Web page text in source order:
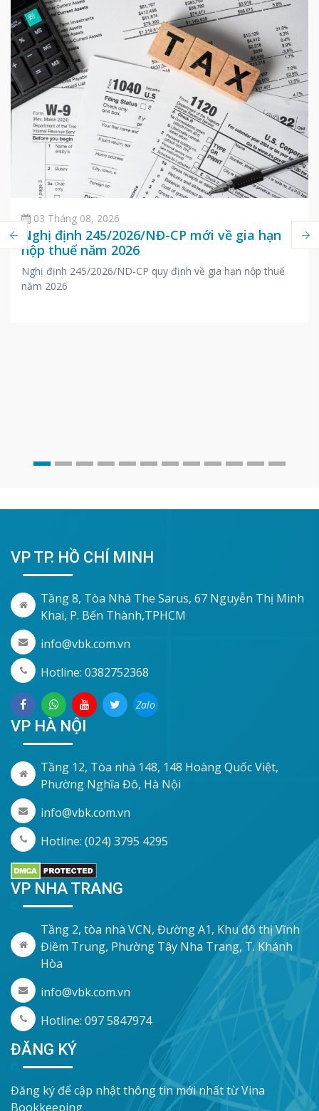
03 Tháng 08, 2026
Nghị định 245/2026/NĐ-CP mới về gia hạn
nộp thuế năm 2026
Nghị định 245/2026/ND-CP quy định về gia hạn nộp thuế
năm 2026
VP TP. HỒ CHÍ MINH
Tầng 8, Tòa Nhà The Sarus, 67 Nguyễn Thị Minh
Khai, P. Bến Thành,TPHCM
info@vbk.com.vn
Hotline: 0382752368
Zalo
VP HÀ NỘI
Tầng 12, Tòa nhà 148, 148 Hoàng Quốc Việt,
Phường Nghĩa Đô, Hà Nội
info@vbk.com.vn
Hotline: (024) 3795 4295
VP NHA TRANG
Tầng 2, tòa nhà VCN, Đường A1, Khu đô thị Vĩnh
Điềm Trung, Phường Tây Nha Trang, T. Khánh
Hòa
info@vbk.com.vn
Hotline: 097 5847974
ĐĂNG KÝ
Đăng ký để cập nhật thông tin mới nhất từ Vina
Bookkeeping